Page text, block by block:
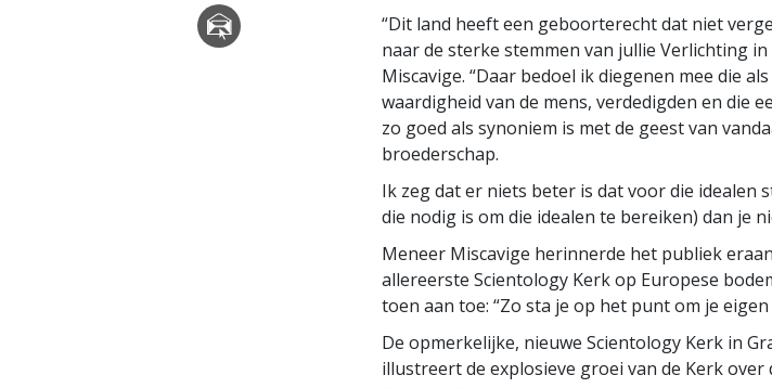
“Dit land heeft een geboorterecht dat niet
naar de sterke stemmen van jullie Verlichting
Miscavige. “Daar bedoel ik diegenen mee die
waardigheid van de mens, verdedigden en die
zo goed als synoniem is met de geest van
broederschap.
Ik zeg dat er niets beter is dat voor die idealen
die nodig is om die idealen te bereiken) dan je
Meneer Miscavige herinnerde het publiek
allereerste Scientology Kerk op Europese
toen aan toe: “Zo sta je op het punt om je
De opmerkelijke, nieuwe Scientology Kerk in
illustreert de explosieve groei van de Kerk over